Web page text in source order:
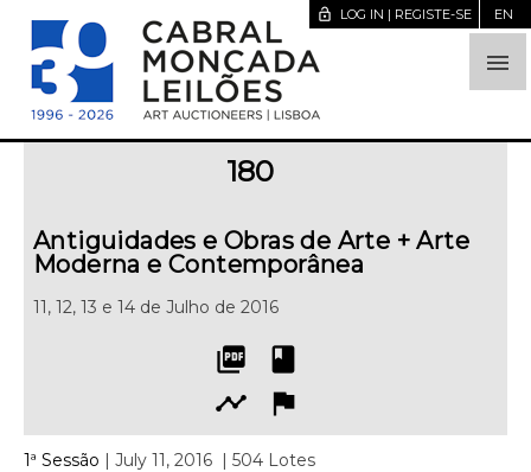

lock_open LOG IN | REGISTE-SE EN
180
Antiguidades e Obras de Arte + Arte
Moderna e Contemporânea
11, 12, 13 e 14 de Julho de 2016
picture_as_pdf
book
timeline
flag
1ª Sessão | July 11, 2016 | 504 Lotes